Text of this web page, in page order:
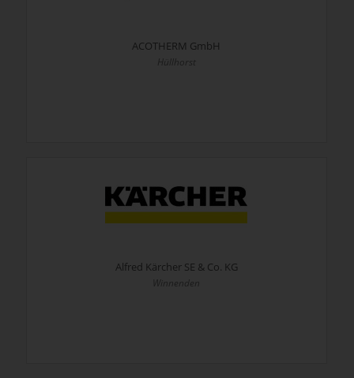
ACOTHERM GmbH
Hüllhorst
Alfred Kärcher SE & Co. KG
Winnenden